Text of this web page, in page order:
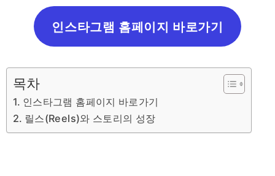
인스타그램 홈페이지 바로가기
목차
인스타그램 홈페이지 바로가기
릴스(Reels)와 스토리의 성장